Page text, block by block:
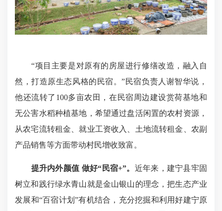
“项目主要是对原有的房屋进行修缮改造，融入自
然，打造原生态风格的民宿。”民宿负责人谢智华说，
他还流转了100多亩农田，在民宿周边建设赏荷基地和
无公害水稻种植基地，希望通过盘活闲置的农村资源，
从农宅流转租金、就业工资收入、土地流转租金、农副
产品销售等方面带动村民增收致富。
提升内外颜值 做好“民宿+”。 近年来，建宁县牢固
树立和践行绿水青山就是金山银山的理念，把生态产业
发展和“百宿计划”有机结合，充分挖掘和利用好建宁原